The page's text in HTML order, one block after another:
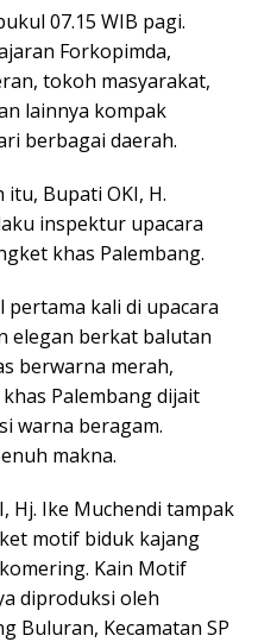
07.15 WIB pagi.
Forkopimda,
tokoh masyarakat,
lainnya kompak
berbagai daerah.
Bupati OKI, H.
inspektur upacara
khas Palembang.
kali di upacara
elegan berkat balutan
berwarna merah,
Palembang dijait
warna beragam.
makna.
Hj. Ike Muchendi tampak
motif biduk kajang
Kain Motif
diproduksi oleh
Buluran, Kecamatan SP